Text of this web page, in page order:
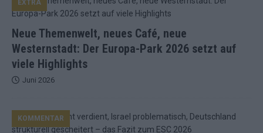
Neue Themenwelt, neues Café, neue
Westernstadt: Der Europa-Park 2026 setzt auf
viele Highlights
EXTRA
Juni 2026
KOMMENTAR